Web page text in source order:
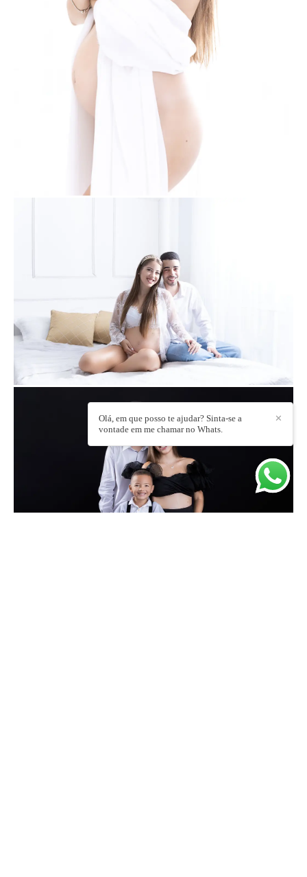
✕
Olá, em que posso te ajudar? Sinta-se a
vontade em me chamar no Whats.